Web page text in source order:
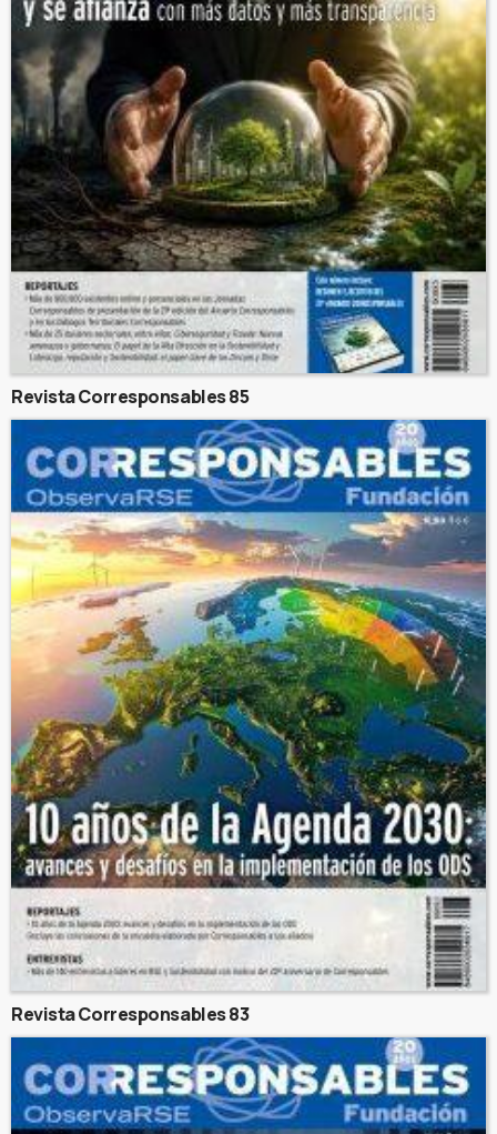
Revista Corresponsables 85
Revista Corresponsables 83